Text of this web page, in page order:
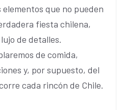
que no pueden
fiesta chilena,
de detalles.
de comida,
y, por supuesto, del
cada rincón de Chile.